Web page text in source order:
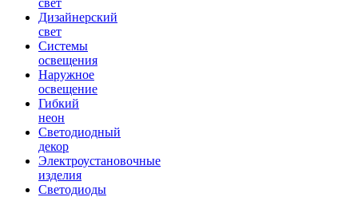
свет
Дизайнерский
свет
Системы
освещения
Наружное
освещение
Гибкий
неон
Светодиодный
декор
Электроустановочные
изделия
Светодиоды